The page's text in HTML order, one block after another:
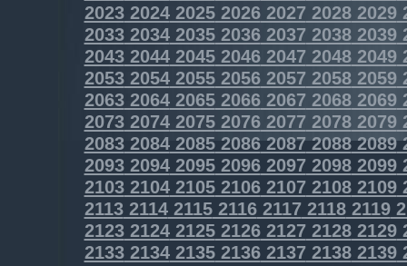
20232024202520262027 20282029
20332034203520362037 20382039
20432044204520462047 20482049
20532054205520562057 20582059
20632064206520662067 20682069
20732074207520762077 20782079
2083208420852086208720882089
2093209420952096209720982099
2103210421052106210721082109
2113211421152116211721182119
2123212421252126212721282129
2133213421352136213721382139